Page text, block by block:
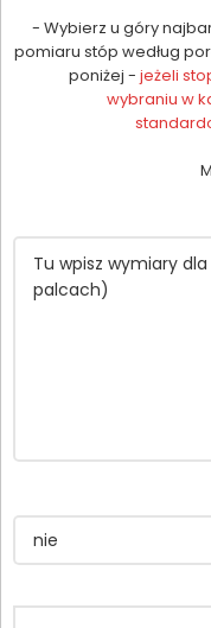
- Wybierz u góry
pomiaru stóp według
poniżej - jeżeli
wybraniu w